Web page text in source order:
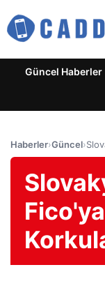
Güncel Haberler
Haberler›Güncel›